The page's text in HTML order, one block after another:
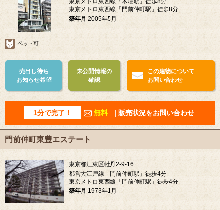
東京メトロ東西線「門前仲町駅」徒歩8分
築年月 2005年5月
ペット可
売出し待ち
お知らせ希望
未公開情報の
確認
この建物について
お問い合わせ
1分で完了！ 無料 | 販売状況をお問い合わせ
門前仲町東豊エステート
東京都江東区牡丹2-9-16
都営大江戸線「門前仲町駅」徒歩4分
東京メトロ東西線「門前仲町駅」徒歩4分
築年月 1973年1月